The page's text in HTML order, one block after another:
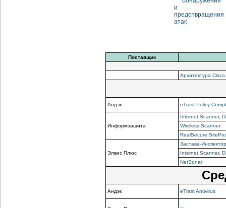
Поставщик
Архитектура
Андэк eTrust Policy
Информзащита
Internet Scanner,
Wireless Scanner
RealSecure
Элвис Плюс
Застава-Инспектор
Internet Scanner,
NetSonar
Андэк eTrast Antivirus